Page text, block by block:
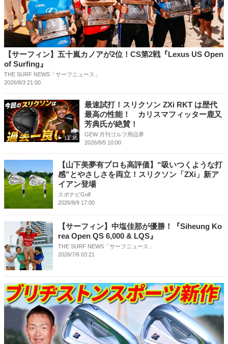
【サーフィン】五十嵐カノアが2位！CS第2戦『Lexus US Open
of Surfing』
THE SURF NEWS「サーフニュース」
2026/8/3 21:00
12:35
最速試打！スリクソン ZXi RKT は歴代
最高の性能！ カリスマフィッター鹿又
芳典氏が絶賛！
GEW 月刊ゴルフ用品界
2026/8/5 10:00
【山下美夢有プロも高評価】“吸いつくような打
感”とやさしさを両立！スリクソン「ZXi」新ア
イアン登場
スポナビGolf
2026/8/9 17:00
【サーフィン】中塩佳那が優勝！『Siheung Ko
rea Open QS 6,000 & LQS』
THE SURF NEWS「サーフニュース」
2026/7/6 03:21